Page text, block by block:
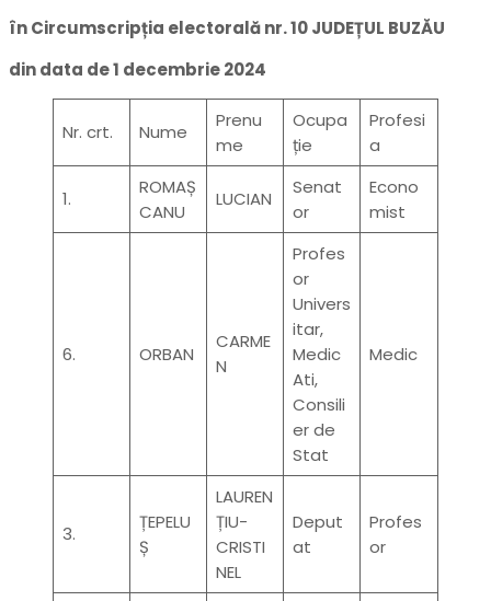
în Circumscripția electorală nr. 10 JUDEȚUL BUZĂU
din data de 1 decembrie 2024
Nr. crt. Nume
Prenu
me
Ocupa
ție
Profesi
a
1.
ROMAȘ
CANU
LUCIAN
Senat
or
Econo
mist
6. ORBAN
CARME
N
Profes
or
Univers
itar,
Medic
Ati,
Consili
er de
Stat
Medic
3.
ȚEPELU
Ș
LAUREN
ȚIU-
CRISTI
NEL
Deput
at
Profes
or